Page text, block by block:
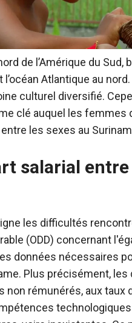
de l’Amérique du Sud,
l’océan Atlantique au
culturel diversifié.
clé auquel les
les sexes au
salarial
les difficultés
(ODD) concernant
données nécessaires
Plus précisément,
non rémunérés, aux taux